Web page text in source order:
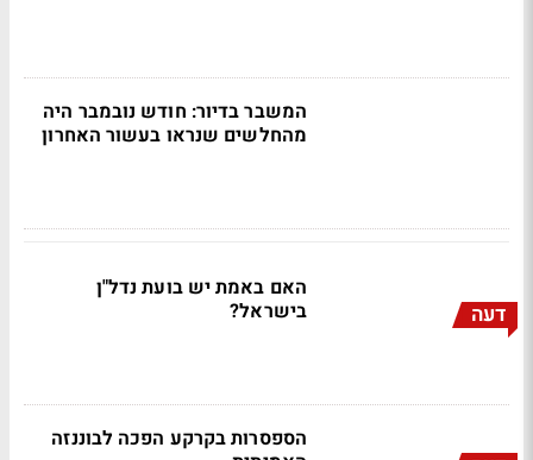
המשבר בדיור: חודש נובמבר היה
מהחלשים שנראו בעשור האחרון
דעה
האם באמת יש בועת נדל"ן
בישראל?
הספסרות בקרקע הפכה לבוננזה